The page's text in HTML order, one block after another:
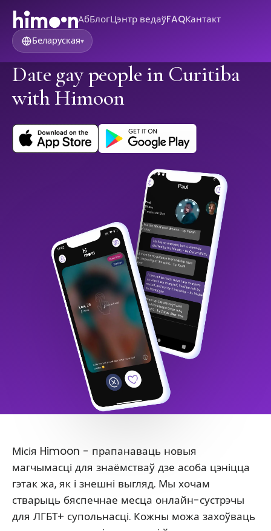
АбБлогЦэнтр ведаўFAQКантакт
Беларуская▾
Date gay people in Curitiba
with Himoon
Місія Himoon - прапанаваць новыя
магчымасці для знаёмстваў дзе асоба цэніцца
гэтак жа, як і знешні выгляд. Мы хочам
стварыць бяспечнае месца онлайн-сустрэчы
для ЛГБТ+ супольнасці. Кожны можа захоўваць